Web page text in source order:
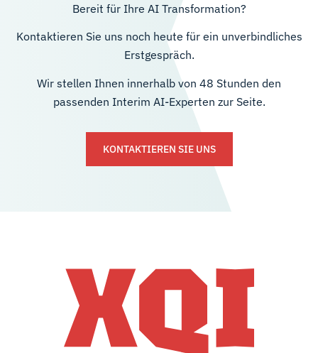
Bereit für Ihre AI Transformation?
Kontaktieren Sie uns noch heute für ein unverbindliches
Erstgespräch.
Wir stellen Ihnen innerhalb von 48 Stunden den
passenden Interim AI-Experten zur Seite.
KONTAKTIEREN SIE UNS